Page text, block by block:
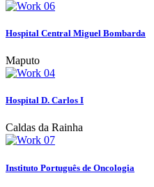
Hospital Central Miguel Bombarda
Maputo
Hospital D. Carlos I
Caldas da Rainha
Instituto Português de Oncologia